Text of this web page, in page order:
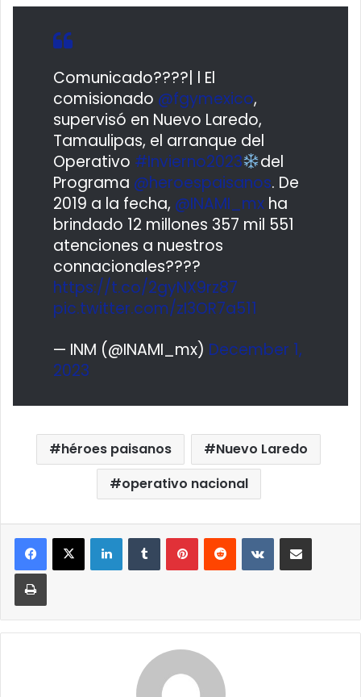
Comunicado????| l El
comisionado @fgymexico,
supervisó en Nuevo Laredo,
Tamaulipas, el arranque del
Operativo #Invierno2023
del
Programa @heroespaisanos. De
2019 a la fecha, @INAMI_mx ha
brindado 12 millones 357 mil 551
atenciones a nuestros
connacionales????
https://t.co/2gyNX9rz87
pic.twitter.com/zI3OR7a511
— INM (@INAMI_mx) December 1,
2023
héroes paisanos
Nuevo Laredo
operativo nacional
LinkedInTumblrPinterestReddit VKontakteCompartir por correo
Imprimir